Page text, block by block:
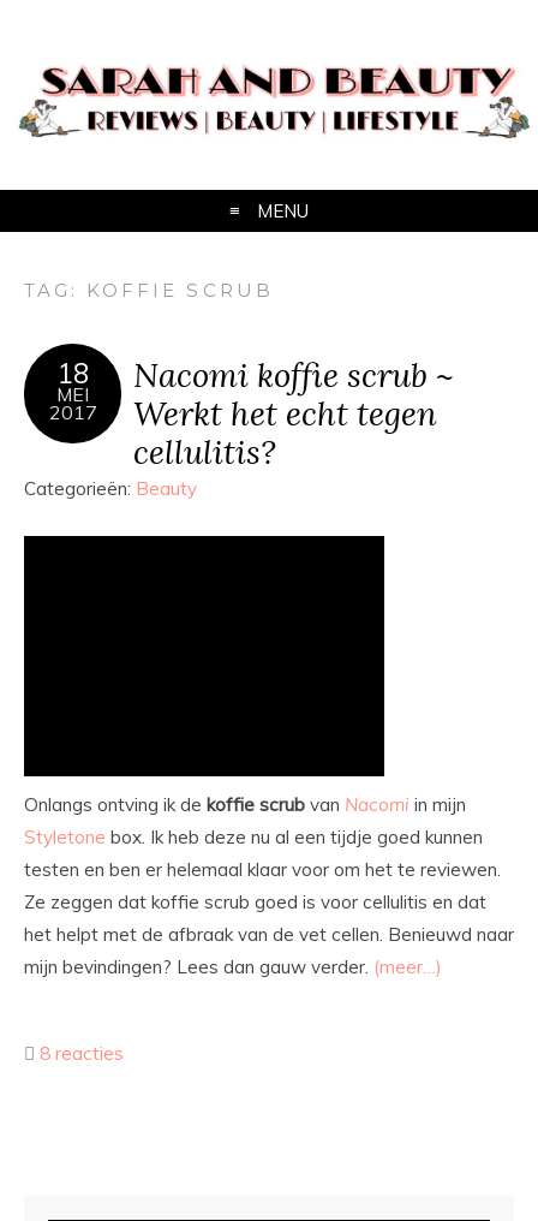
MENU
TAG: KOFFIE SCRUB
18
MEI
2017
Nacomi koffie scrub ~
Werkt het echt tegen
cellulitis?
Categorieën: Beauty
Onlangs ontving ik de koffie scrub van Nacomi in mijn
Styletone box. Ik heb deze nu al een tijdje goed kunnen
testen en ben er helemaal klaar voor om het te reviewen.
Ze zeggen dat koffie scrub goed is voor cellulitis en dat
het helpt met de afbraak van de vet cellen. Benieuwd naar
mijn bevindingen? Lees dan gauw verder. (meer…)
8 reacties